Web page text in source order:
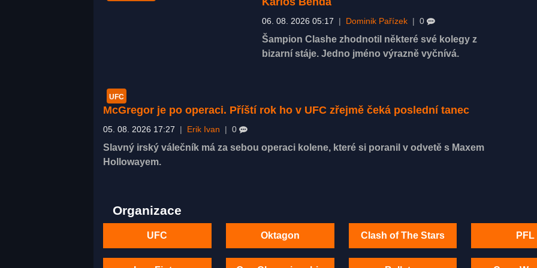
06. 08. 2026 05:17 | Dominik Pařízek | 0
Šampion Clashe zhodnotil některé své kolegy z
bizarní stáje. Jedno jméno výrazně vyčnívá.
UFC
McGregor je po operaci. Příští rok ho v UFC zřejmě čeká poslední tanec
05. 08. 2026 17:27 | Erik Ivan | 0
Slavný irský válečník má za sebou operaci kolene, které si poranil v odvetě s Maxem
Hollowayem.
Organizace
UFC Oktagon Clash of The Stars PFL